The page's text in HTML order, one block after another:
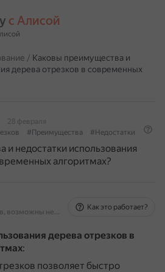
с Алисой
/ Каковы преимущества и
дерева отрезков в современных
28 февраля
#Преимущества #Недостатки
недостатки использования
алгоритмах?
На основе источников, возможны неточности
Как это работает?
дерева отрезков в
:
позволяет быстро